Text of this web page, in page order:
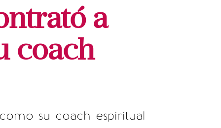
a
coach
su coach espiritual